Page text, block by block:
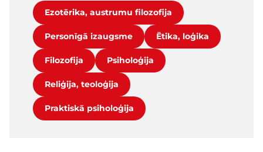
Ezotērika, austrumu filozofija
Personīgā izaugsme Ētika, loģika
Filozofija Psiholoģija
Reliģija, teoloģija
Praktiskā psiholoģija